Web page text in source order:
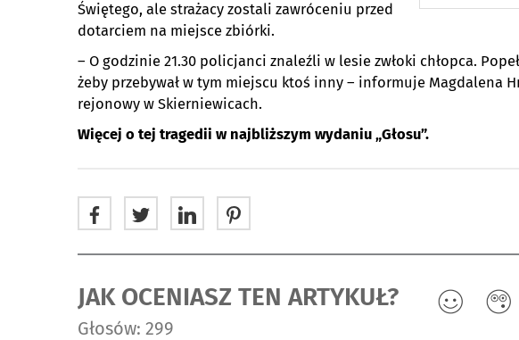
Świętego, ale strażacy zostali zawróceniu przed
dotarciem na miejsce zbiórki.
– O godzinie 21.30 policjanci znaleźli w lesie zwłoki chłopca.
żeby przebywał w tym miejscu ktoś inny – informuje Magdalena
rejonowy w Skierniewicach.
Więcej o tej tragedii w najbliższym wydaniu „Głosu”.
JAK OCENIASZ TEN ARTYKUŁ?
Głosów: 299